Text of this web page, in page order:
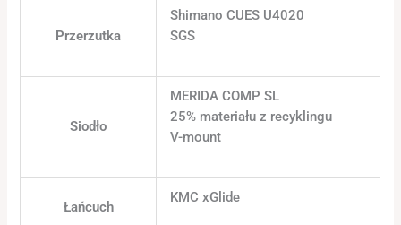
Przerzutka
Shimano CUES U4020
SGS
Siodło
MERIDA COMP SL
25% materiału z recyklingu
V-mount
Łańcuch
KMC xGlide